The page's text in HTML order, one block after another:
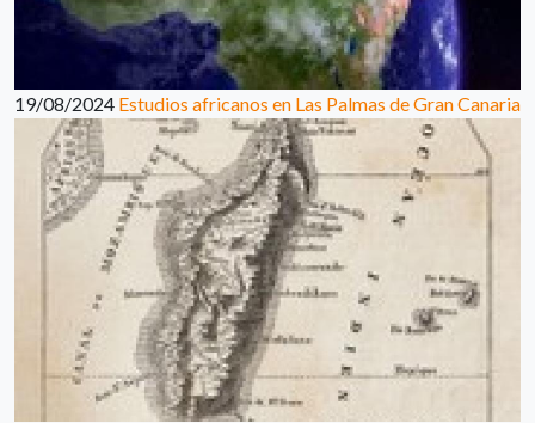
19/08/2024 Estudios africanos en Las Palmas de Gran Canaria